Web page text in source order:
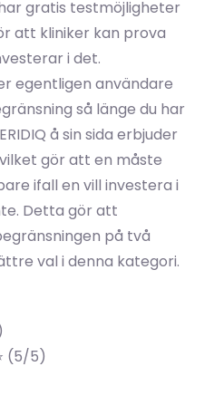
gratis testmöjligheter
att kliniker kan prova
i det.
egentligen användare
så länge du har
å sin sida erbjuder
gör att en måste
ifall en vill investera i
Detta gör att
på två
val i denna kategori.
(5/5)